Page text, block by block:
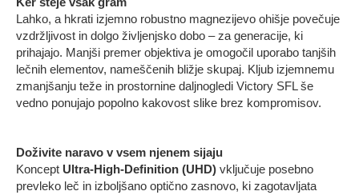
Lahko, a hkrati izjemno robustno magnezijevo ohišje povečuje
vzdržljivost in dolgo življenjsko dobo – za generacije, ki
prihajajo. Manjši premer objektiva je omogočil uporabo tanjših
lečnih elementov, nameščenih bližje skupaj. Kljub izjemnemu
zmanjšanju teže in prostornine daljnogledi Victory SFL še
vedno ponujajo popolno kakovost slike brez kompromisov.
Doživite naravo v vsem njenem sijaju
Koncept Ultra-High-Definition (UHD) vključuje posebno
prevleko leč in izboljšano optično zasnovo, ki zagotavljata